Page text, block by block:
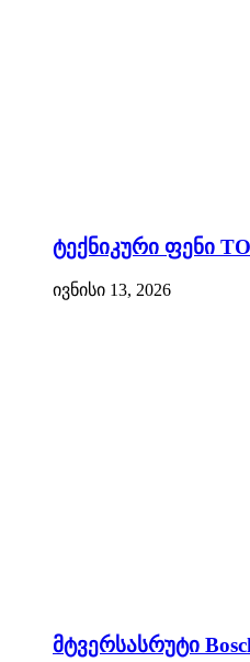
ტექნიკური ფენი
ივნისი 13, 2026
მტვერსასრუტი